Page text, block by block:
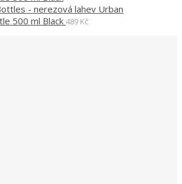
- nerezová lahev Urban
500 ml Black 489 Kč